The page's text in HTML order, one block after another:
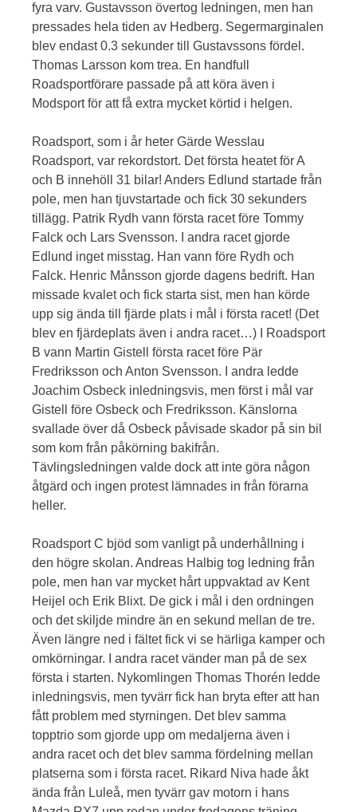
fyra varv. Gustavsson övertog ledningen, men han
pressades hela tiden av Hedberg. Segermarginalen
blev endast 0.3 sekunder till Gustavssons fördel.
Thomas Larsson kom trea. En handfull
Roadsportförare passade på att köra även i
Modsport för att få extra mycket körtid i helgen.
Roadsport, som i år heter Gärde Wesslau
Roadsport, var rekordstort. Det första heatet för A
och B innehöll 31 bilar! Anders Edlund startade från
pole, men han tjuvstartade och fick 30 sekunders
tillägg. Patrik Rydh vann första racet före Tommy
Falck och Lars Svensson. I andra racet gjorde
Edlund inget misstag. Han vann före Rydh och
Falck. Henric Månsson gjorde dagens bedrift. Han
missade kvalet och fick starta sist, men han körde
upp sig ända till fjärde plats i mål i första racet! (Det
blev en fjärdeplats även i andra racet…) I Roadsport
B vann Martin Gistell första racet före Pär
Fredriksson och Anton Svensson. I andra ledde
Joachim Osbeck inledningsvis, men först i mål var
Gistell före Osbeck och Fredriksson. Känslorna
svallade över då Osbeck påvisade skador på sin bil
som kom från påkörning bakifrån.
Tävlingsledningen valde dock att inte göra någon
åtgärd och ingen protest lämnades in från förarna
heller.
Roadsport C bjöd som vanligt på underhållning i
den högre skolan. Andreas Halbig tog ledning från
pole, men han var mycket hårt uppvaktad av Kent
Heijel och Erik Blixt. De gick i mål i den ordningen
och det skiljde mindre än en sekund mellan de tre.
Även längre ned i fältet fick vi se härliga kamper och
omkörningar. I andra racet vänder man på de sex
första i starten. Nykomlingen Thomas Thorén ledde
inledningsvis, men tyvärr fick han bryta efter att han
fått problem med styrningen. Det blev samma
topptrio som gjorde upp om medaljerna även i
andra racet och det blev samma fördelning mellan
platserna som i första racet. Rikard Niva hade åkt
ända från Luleå, men tyvärr gav motorn i hans